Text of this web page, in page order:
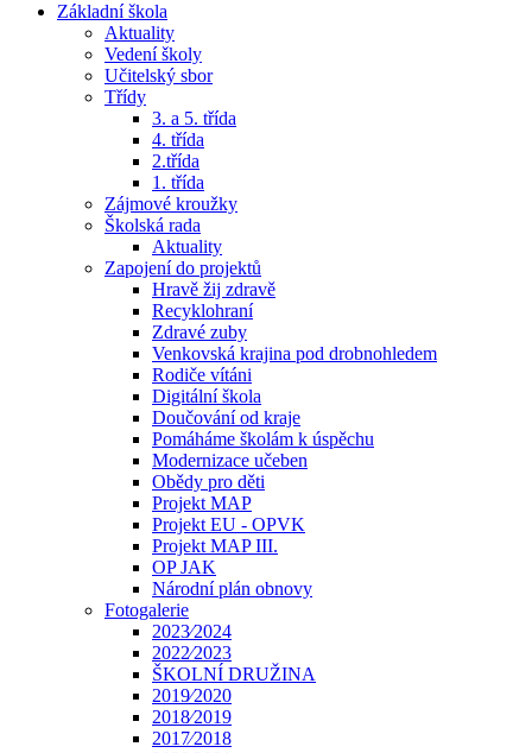
Základní škola
Aktuality
Vedení školy
Učitelský sbor
Třídy
3. a 5. třída
4. třída
2.třída
1. třída
Zájmové kroužky
Školská rada
Aktuality
Zapojení do projektů
Hravě žij zdravě
Recyklohraní
Zdravé zuby
Venkovská krajina pod drobnohledem
Rodiče vítáni
Digitální škola
Doučování od kraje
Pomáháme školám k úspěchu
Modernizace učeben
Obědy pro děti
Projekt MAP
Projekt EU - OPVK
Projekt MAP III.
OP JAK
Národní plán obnovy
Fotogalerie
2023⁄2024
2022⁄2023
ŠKOLNÍ DRUŽINA
2019⁄2020
2018⁄2019
2017⁄2018